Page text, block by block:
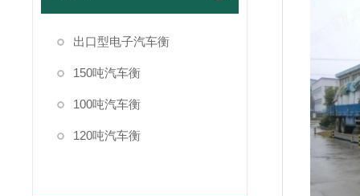
出口型电子汽车衡
150吨汽车衡
100吨汽车衡
120吨汽车衡